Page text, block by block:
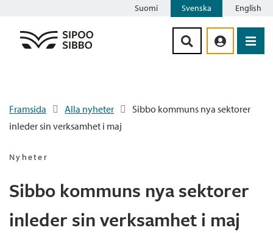
Suomi Svenska English
Framsida Alla nyheter
Sibbo kommuns nya sektorer
inleder sin verksamhet i maj
Nyheter
Sibbo kommuns nya sektorer
inleder sin verksamhet i maj